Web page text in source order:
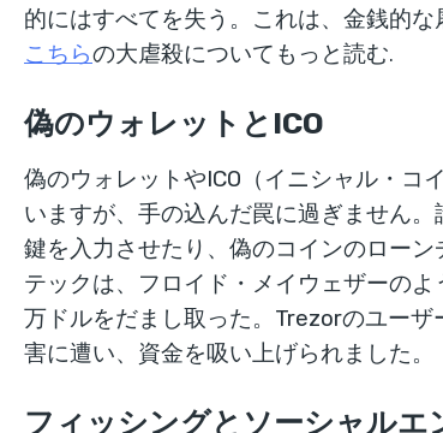
的にはすべてを失う。これは、金銭的
こちらの大虐殺についてもっと読む.
偽のウォレットとICO
偽のウォレットやICO（イニシャル・コ
いますが、手の込んだ罠に過ぎません
鍵を入力させたり、偽のコインのロー
テックは、フロイド・メイウェザーの
万ドルをだまし取った。Trezorのユー
害に遭い、資金を吸い上げられました。
フィッシングとソーシャルエ